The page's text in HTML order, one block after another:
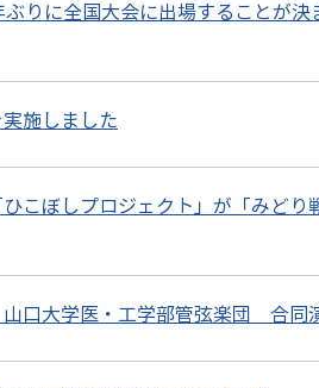
りに全国大会に出場することが
施しました
こぼしプロジェクト」が「みど
口大学医・工学部管弦楽団 合同